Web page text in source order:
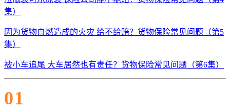
集）
因为货物自燃造成的火灾 给不给赔？货物保险常见问题（第5
集）
被小车追尾 大车居然也有责任？货物保险常见问题（第6集）
01